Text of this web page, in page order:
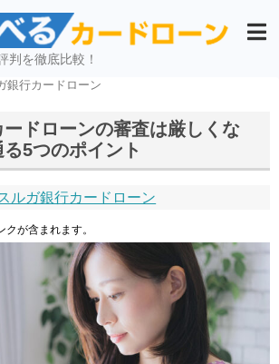
判を徹底比較！
銀行カードローン
ドローンの審査は厳しくな
5つのポイント
ルガ銀行カードローン
が含まれます。